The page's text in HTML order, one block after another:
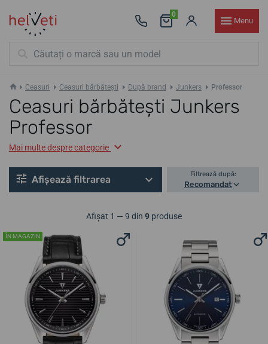
0
Menu
Ceasuri Ceasuri bărbătești După brand Junkers Professor
Ceasuri bărbătești Junkers
Professor
Mai multe despre categorie
Afișează filtrarea Filtrează după:
Recomandat
Afișat 1 — 9 din 9 produse
ÎN MAGAZIN